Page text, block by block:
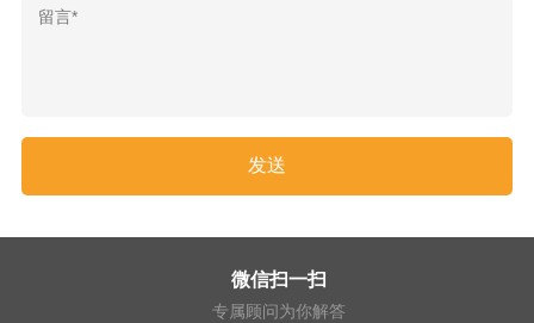
微信扫一扫
专属顾问为你解答